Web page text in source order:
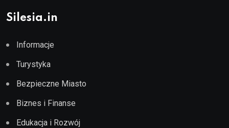
Silesia.in
Informacje
Turystyka
Bezpieczne Miasto
Biznes i Finanse
Edukacja i Rozwój